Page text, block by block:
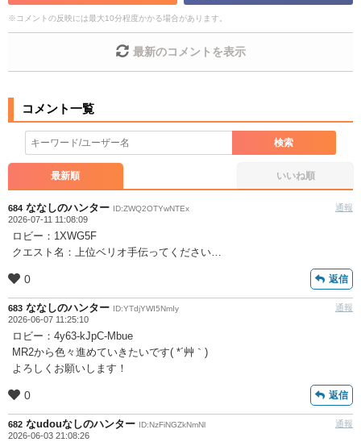
コメントの削除につきましては下記フォームより申請を
いただけますでしょうか。
コメントの削除を申請する
※投稿内容を確認後、順次対
ください。
また、過度な利用規約の違反や、弊社に損害の及ぶ内容の書き込み
があった場合は、法的措置をとらせていただく場合もございますの
で、あらかじめご理解くださいませ。
※ コメントの反映には最大10分程度かかる場合があります。
最新のコメントを表示
検索
最新順 いいね順
684 ななしのハンター ID:ZWQ2OTYwNTEx
2026-07-11 11:08:09
通報
ロビー：1XWG5F
クエスト名：上位ベリオ手伝ってください…
0 返信
683 ななしのハンター ID:YTdjYWI5NmIy
2026-06-07 11:25:10
通報
ロビー：4y63-kJpC-Mbue
MR2から色々進めていきたいです( *´艸｀)
よろしくお願いします！
0 返信
682 なudouなしのハンター ID:NzFiNGZkNmNl
2026-06-03 21:08:26
通報